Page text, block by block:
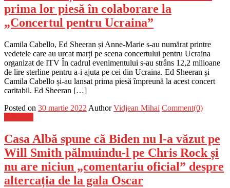
prima lor piesă în colaborare la
„Concertul pentru Ucraina”
Camila Cabello, Ed Sheeran și Anne-Marie s-au numărat printre
vedetele care au urcat marți pe scena concertului pentru Ucraina
organizat de ITV În cadrul evenimentului s-au strâns 12,2 milioane
de lire sterline pentru a-i ajuta pe cei din Ucraina. Ed Sheeran și
Camila Cabello și-au lansat prima piesă împreună la acest concert
caritabil. Ed Sheeran […]
Posted on 30 martie 2022 Author Vidjean Mihai Comment(0)
Casa Albă spune că Biden nu l-a văzut pe
Will Smith pălmuindu-l pe Chris Rock și
nu are niciun „comentariu oficial” despre
altercația de la gala Oscar